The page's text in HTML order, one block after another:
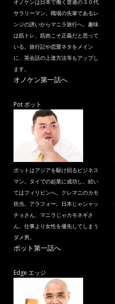
オノケンは日本で働く普通の３０代
サラリーマン。職場の先輩であるレ
ンジの誘いからマニラ旅行へ。趣味
は筋トレ、筋肉こそ正義だと思って
いる。旅行記や恋愛ネタをメイン
に、英会話の上達方法等もアップし
ます。
オノケン第一話へ
Pot ポット
ポットはアジアを駆け回るビジネス
マン。タイでの起業に成功し、続い
てはフィリピンへ。クレマニのカモ
担当。アラフォー。日本じゃシャッ
チョさん、マニラじゃカモネギさ
ん。仕事より女性を優先してしまう
ダメ男。
ポット第一話へ
Edge エッジ